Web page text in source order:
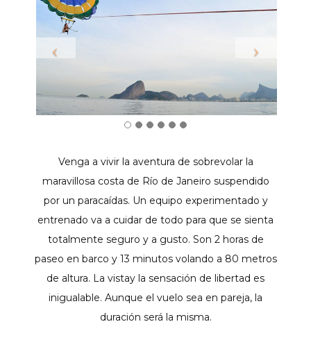
Venga a vivir la aventura de sobrevolar la
maravillosa costa de Río de Janeiro suspendido
por un paracaídas. Un equipo experimentado y
entrenado va a cuidar de todo para que se sienta
totalmente seguro y a gusto. Son 2 horas de
paseo en barco y 13 minutos volando a 80 metros
de altura. La vistay la sensación de libertad es
inigualable. Aunque el vuelo sea en pareja, la
duración será la misma.